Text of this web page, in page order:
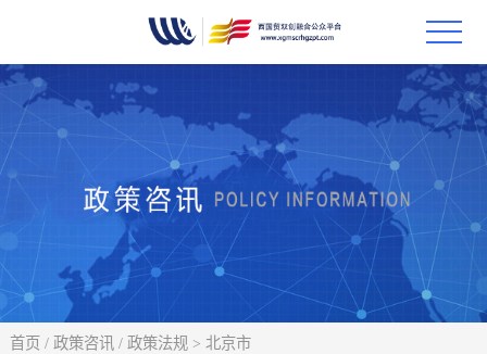
首页
政策
科技
项目
科技
首页 / 政策咨讯 / 政策法规> 北京市